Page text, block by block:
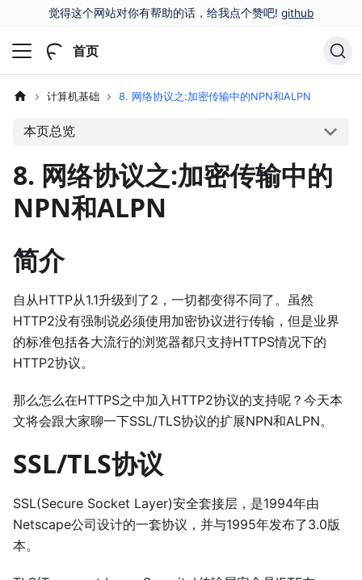
觉得这个网站对你有帮助的话，给我点个赞吧! github
首页
计算机基础 8. 网络协议之:加密传输中的NPN和ALPN
本页总览
8. 网络协议之:加密传输中的
NPN和ALPN
简介
自从HTTP从1.1升级到了2，一切都变得不同了。虽然
HTTP2没有强制说必须使用加密协议进行传输，但是业界
的标准包括各大流行的浏览器都只支持HTTPS情况下的
HTTP2协议。
那么怎么在HTTPS之中加入HTTP2协议的支持呢？今天本
文将会跟大家聊一下SSL/TLS协议的扩展NPN和ALPN。
SSL/TLS协议
SSL(Secure Socket Layer)安全套接层，是1994年由
Netscape公司设计的一套协议，并与1995年发布了3.0版
本。